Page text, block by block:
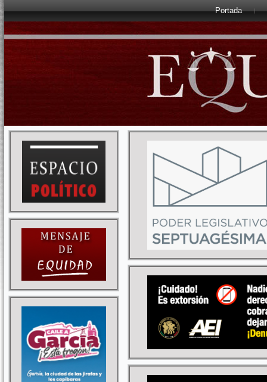
Portada